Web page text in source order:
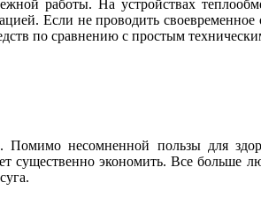
работы. На устройствах
Если не проводить
по сравнению с простым
Помимо несомненной пользы для
существенно экономить. Все больше